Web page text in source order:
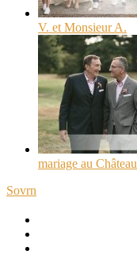
V. et Monsieur A.
mariage au
Sovrn